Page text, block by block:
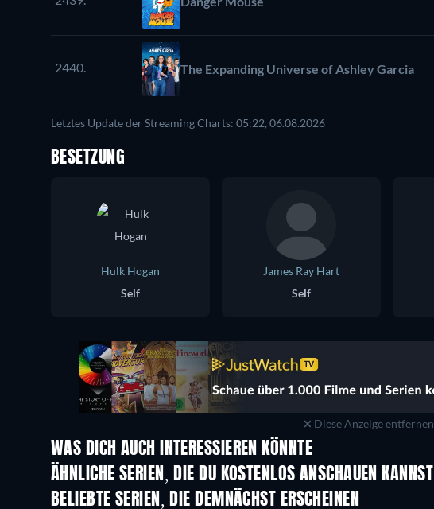
2440. The Expanding Universe of Ashley Garcia
Letztes Update der Streaming Charts: 05:22, 06.08.2026
BESETZUNG
Hulk Hogan
Self
James Ray Hart
Self
Diese Anzeige entfernen
WAS DICH AUCH INTERESSIEREN KÖNNTE
Serie
ÄHNLICHE SERIEN, DIE DU KOSTENLOS ANSCHAUEN KANNST
Serie Serie
BELIEBTE SERIEN, DIE DEMNÄCHST ERSCHEINEN
Serie Serie